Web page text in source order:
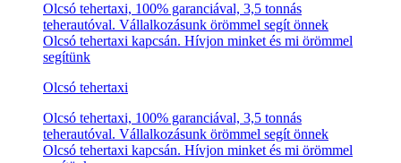
Olcsó tehertaxi, 100% garanciával, 3,5 tonnás
teherautóval. Vállalkozásunk örömmel segít önnek
Olcsó tehertaxi kapcsán. Hívjon minket és mi örömmel
segítünk
Olcsó tehertaxi
Olcsó tehertaxi, 100% garanciával, 3,5 tonnás
teherautóval. Vállalkozásunk örömmel segít önnek
Olcsó tehertaxi kapcsán. Hívjon minket és mi örömmel